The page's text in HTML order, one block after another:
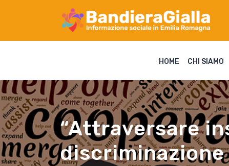
HOME CHI SIAMO
“Attraversare